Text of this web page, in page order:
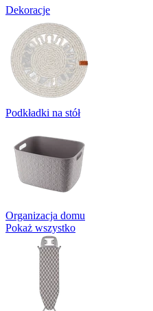
Dekoracje
Podkładki na stół
Organizacja domu
Pokaż wszystko